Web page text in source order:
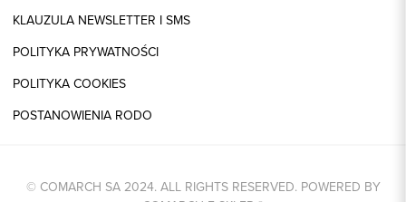
KLAUZULA NEWSLETTER I SMS
POLITYKA PRYWATNOŚCI
POLITYKA COOKIES
POSTANOWIENIA RODO
© COMARCH SA 2024. ALL RIGHTS RESERVED. POWERED BY